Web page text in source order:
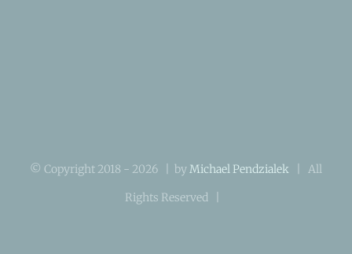
© Copyright 2018 - 2026 | byMichael Pendzialek | All
Rights Reserved |